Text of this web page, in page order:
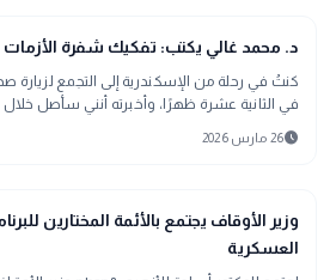
article
د. محمد غالي يكتب: تفكيك شفرة الأزمات
كنتُ في رحلة من الإسكندرية إلى التجمع لزيارة
في الثانية عشرة ظهرًا، وأخبرته أنني سأصل
واحدة فقط، اض
schedule26 مارس 2026
article
أخبار
وزير الأوقاف يجتمع بالأئمة المختارين
العسكرية